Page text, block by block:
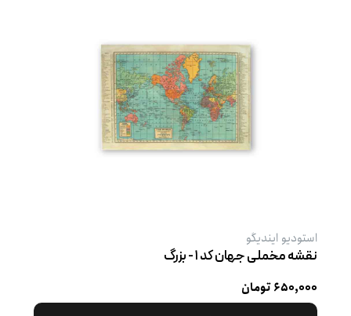
استودیو ایندیگو
نقشه مخملی جهان کد ۱ - بزرگ
۶۵۰,۰۰۰ تومان